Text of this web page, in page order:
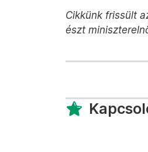
Cikkünk frissült
észt